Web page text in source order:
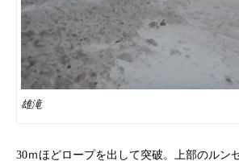
雄滝
30ｍほどロープを出して突破。上部のルン